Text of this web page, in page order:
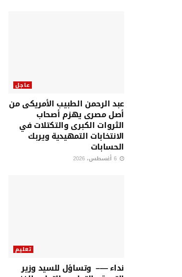
عاجل
عبد الرحمن الطبيب الأمريكى من
أصل مصرى يهزم أصحاب
الثروات الكبرى والتكتلات في
الانتخابات التمهيدية ويربك
الحسابات
تعليم
نداء —– وتساؤل للسيد وزير